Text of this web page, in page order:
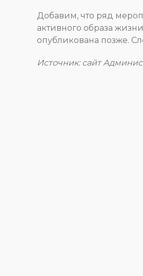
Добавим, что ряд
активного образа
опубликована позже.
Источник: сайт